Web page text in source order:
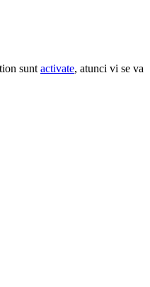
suntactivate, atunci vi se va